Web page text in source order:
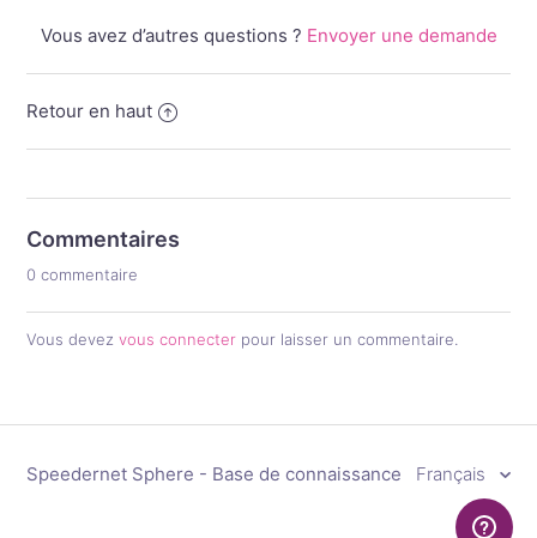
Vous avez d’autres questions ? Envoyer une demande
Retour en haut
Commentaires
0 commentaire
Vous devezvous connecter pour laisser un commentaire.
Speedernet Sphere - Base de connaissance Français